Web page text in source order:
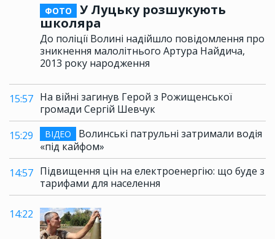
ФОТО
У Луцьку розшукують
школяра
До поліції Волині надійшло повідомлення про
зникнення малолітнього Артура Найдича,
2013 року народження
15:57 На війні загинув Герой з Рожищенської
громади Сергій Шевчук
15:29
ВІДЕО
Волинські патрульні затримали водія
«під кайфом»
14:57 Підвищення цін на електроенергію: що буде з
тарифами для населення
14:22